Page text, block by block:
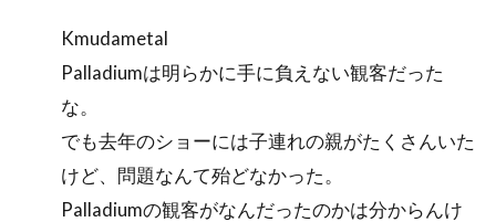
Kmudametal
Palladiumは明らかに手に負えない観客だった
な。
でも去年のショーには子連れの親がたくさんいた
けど、問題なんて殆どなかった。
Palladiumの観客がなんだったのかは分からんけ